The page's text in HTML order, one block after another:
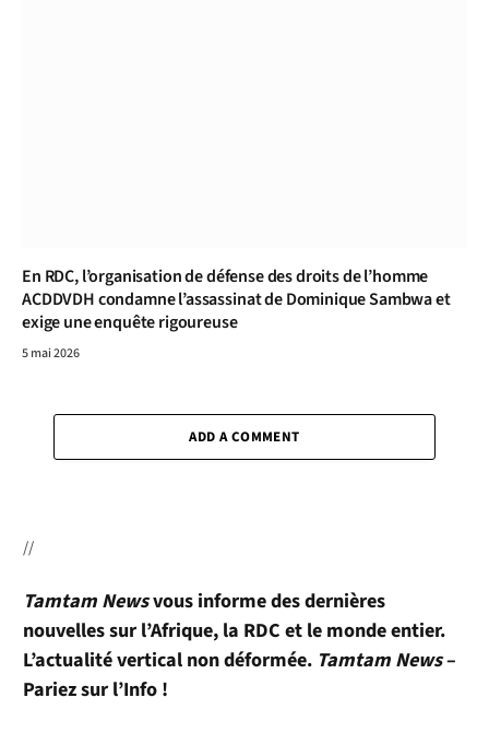
En RDC, l’organisation de défense des droits de l’homme
ACDDVDH condamne l’assassinat de Dominique Sambwa et
exige une enquête rigoureuse
5 mai 2026
ADD A COMMENT
//
Tamtam Newsvous informe des dernières
nouvelles sur l’Afrique, la RDC et le monde entier.
L’actualité vertical non déformée. Tamtam News–
Pariez sur l’Info !